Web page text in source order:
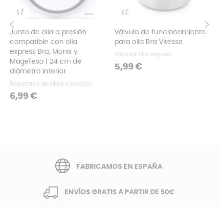
Junta de olla a presión
compatible con olla
express Bra, Monix y
Magefesa | 24 cm de
diámetro interior
Repuestos de ollas a presión
Precio
6,99 €
Válvula de funcionamiento
para olla Bra Vitesse
Válvula olla express
Precio
5,99 €
‹
FABRICAMOS EN ESPAÑA
ENVÍOS GRATIS A PARTIR DE 50€